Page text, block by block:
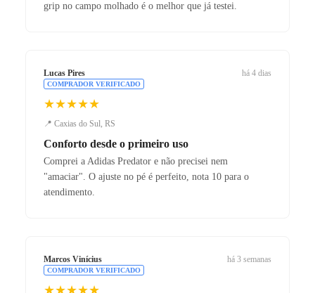
grip no campo molhado é o melhor que já testei.
Lucas Pires
COMPRADOR VERIFICADO
há 4 dias
★★★★★
📍 Caxias do Sul, RS
Conforto desde o primeiro uso
Comprei a Adidas Predator e não precisei nem
"amaciar". O ajuste no pé é perfeito, nota 10 para o
atendimento.
Marcos Vinícius
COMPRADOR VERIFICADO
há 3 semanas